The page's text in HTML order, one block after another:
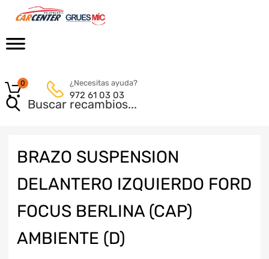
¿Necesitas ayuda?
972 61 03 03
0
BRAZO SUSPENSION
DELANTERO IZQUIERDO FORD
FOCUS BERLINA (CAP)
AMBIENTE (D)